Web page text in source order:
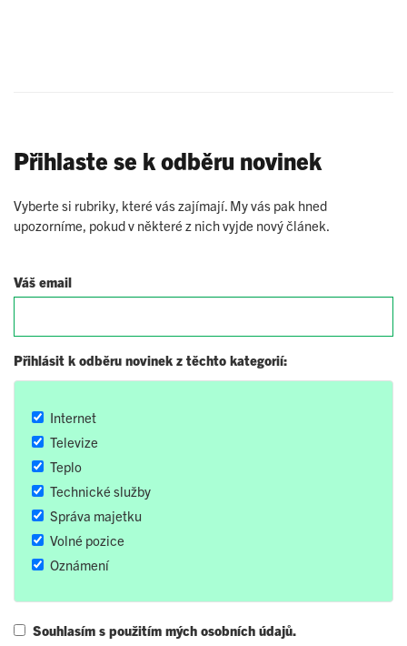
Přihlaste se k odběru novinek
Vyberte si rubriky, které vás zajímají. My vás pak hned
upozorníme, pokud v některé z nich vyjde nový článek.
Váš email
Přihlásit k odběru novinek z těchto kategorií:
Internet
Televize
Teplo
Technické služby
Správa majetku
Volné pozice
Oznámení
Souhlasím s použitím mých osobních údajů.